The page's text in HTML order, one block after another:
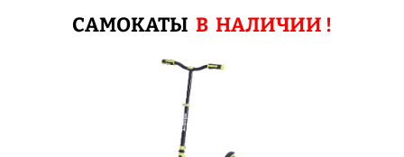
САМОКАТЫ В НАЛИЧИИ !